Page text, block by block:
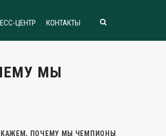
ЦЕНТР КОНТАКТЫ
МЫ
ПОЧЕМУ МЫ ЧЕМПИОНЫ